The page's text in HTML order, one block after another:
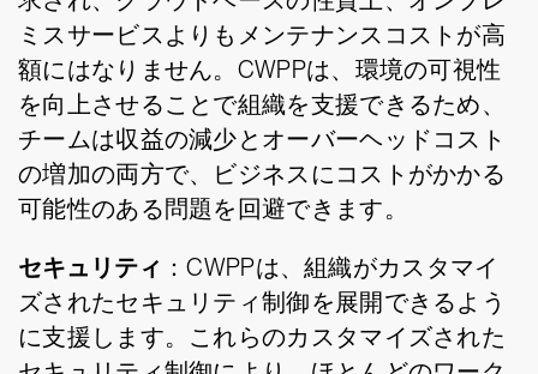
ミスサービスよりもメンテナンスコストが高
額にはなりません。CWPPは、環境の可視性
を向上させることで組織を支援できるため、
チームは収益の減少とオーバーヘッドコスト
の増加の両方で、ビジネスにコストがかかる
可能性のある問題を回避できます。
セキュリティ ：CWPPは、組織がカスタマイ
ズされたセキュリティ制御を展開できるよう
に支援します。これらのカスタマイズされた